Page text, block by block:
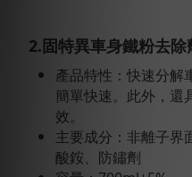
2.固特異車身鐵粉去除
產品特性：快速分解
簡單快速。此外，還
效。
主要成分：非離子界
酸銨、防鏽劑